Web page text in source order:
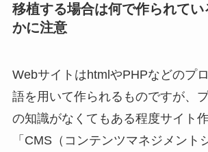
移植する場合は何で作られて
かに注意
WebサイトはhtmlやPHPなどのプ
語を用いて作られるものですが、
の知識がなくてもある程度サイト
「CMS（コンテンツマネジメント